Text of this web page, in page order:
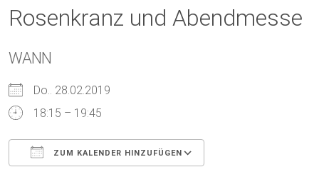
Rosenkranz und Abendmesse
WANN
Do.. 28.02.2019
18:15 – 19:45
ZUM KALENDER HINZUFÜGEN